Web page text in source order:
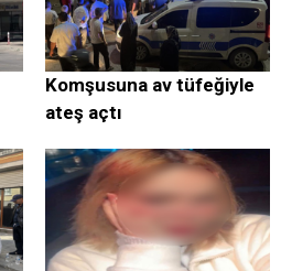
Komşusuna av tüfeğiyle
ateş açtı